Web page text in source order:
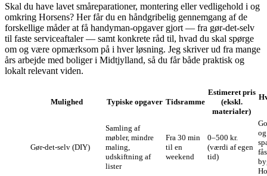
Skal du have lavet småreparationer, montering eller vedligehold i og
omkring Horsens? Her får du en håndgribelig gennemgang af de
forskellige måder at få handyman‑opgaver gjort — fra gør‑det‑selv
til faste serviceaftaler — samt konkrete råd til, hvad du skal spørge
om og være opmærksom på i hver løsning. Jeg skriver ud fra mange
års arbejde med boliger i Midtjylland, så du får både praktisk og
lokalt relevant viden.
Mulighed Typiske opgaver Tidsramme
Estimeret pris
(ekskl.
materialer)
Gør‑det‑selv (DIY)
Samling af
møbler, mindre
maling,
udskiftning af
lister
Fra 30 min
til en
weekend
0–500 kr.
(værdi af egen
tid)